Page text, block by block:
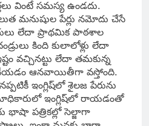
వింటే సమస్య ఉండదు.
మనుషుల పేర్లు నమోదు చేసే
లేదా ప్రాథమిక పాఠశాల
కింది కులాలోళ్లు లేదా
వచ్చినట్టు లేదా తమకున్న
చేయడం ఆనవాయితీగా వస్తోంది.
ఇంగ్లిష్‌లో శైలజ పేరును
ఇంగ్లిష్‌లో రాయడంతో
భాషా పత్రికల్లో సెల్జాగా